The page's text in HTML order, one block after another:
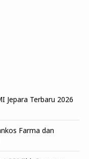
Jepara Terbaru 2026
Farma dan